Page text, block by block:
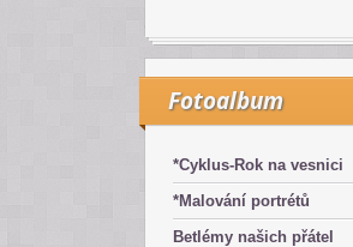
Fotoalbum
*Cyklus-Rok na vesnici
*Malování portrétů
Betlémy našich přátel